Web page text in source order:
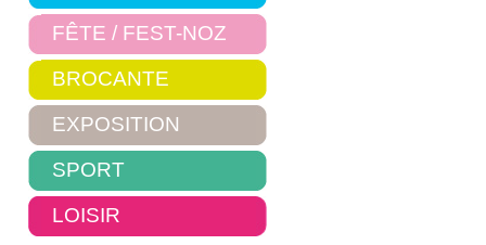
FÊTE / FEST-NOZ
BROCANTE
EXPOSITION
SPORT
LOISIR